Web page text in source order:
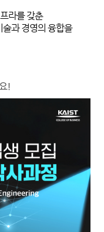
라를 갖춘
과 경영의 융합을
!